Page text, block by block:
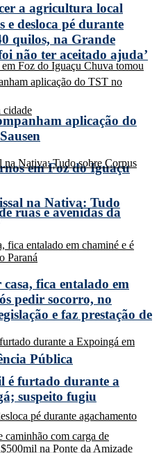
a agricultura local
em Foz do Iguaçu
ruas e avenidas da
e faz prestação de
Pública
e desloca pé durante
quilos, na Grande
não ter aceitado ajuda’
aplicação do
na Nativa: Tudo
fica entalado em
pedir socorro, no
é furtado durante a
suspeito fugiu